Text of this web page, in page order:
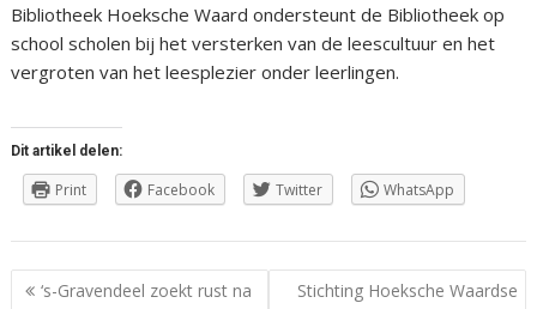
Bibliotheek Hoeksche Waard ondersteunt de Bibliotheek op
school scholen bij het versterken van de leescultuur en het
vergroten van het leesplezier onder leerlingen.
Dit artikel delen:
Print Facebook Twitter WhatsApp
Berichtnavigatie
‘s-Gravendeel zoekt rust na
Stichting Hoeksche Waardse